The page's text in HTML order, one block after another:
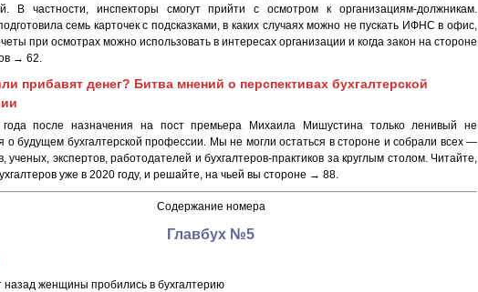
В частности, инспекторы смогут прийти с осмотром к организациям-должникам.
семь карточек с подсказками, в каких случаях можно не пускать ИФНС в офис,
при осмотрах можно использовать в интересах организации и когда закон на стороне
→ 62.
прибавят денег? Битва мнений о перспективах бухгалтерской
после назначения на пост премьера Михаила Мишустина только ленивый не
о будущем бухгалтерской профессии. Мы не могли остаться в стороне и собрали всех —
ученых, экспертов, работодателей и бухгалтеров-практиков за круглым столом. Читайте,
уже в 2020 году, и решайте, на чьей вы стороне → 88.
Содержание номера
Главбух №5
назад женщины пробились в бухгалтерию